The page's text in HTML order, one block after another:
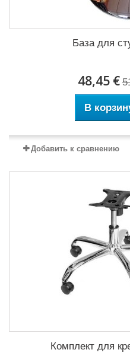
База для
48,45 €
В
Добавить к сравнению
Комплект для